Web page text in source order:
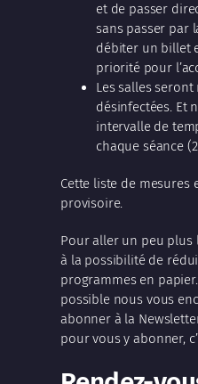
et de passer
sans passer par
débiter un billet
priorité pour
Les salles
désinfectées. Et
intervalle de
chaque séance
Cette liste de mesures
provisoire.
Pour aller un peu
à la possibilité de
programmes en
possible nous vous
abonner à la
pour vous y abonner,